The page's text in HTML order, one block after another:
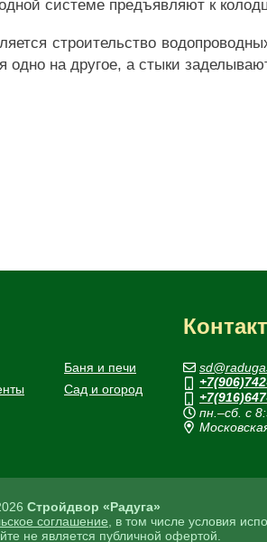
системе предъявляют к
строительство
на другое, а стыки
Стройдвор «Радуга»
соглашение , в том числе условия
не является публичной офертой.
Баня и печи
Сад и огород
пн.–сб. с